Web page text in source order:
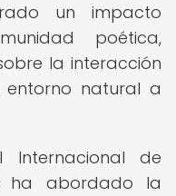
un impacto
poética,
la interacción
natural a
Internacional de
ha abordado la